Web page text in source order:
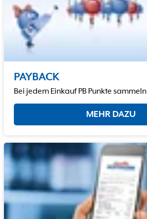
PAYBACK
Bei jedem Einkauf PB Punkte sammeln
MEHR DAZU